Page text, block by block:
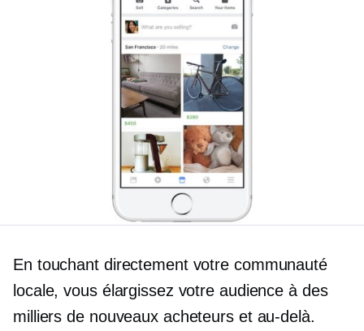
En touchant directement votre communauté
locale, vous élargissez votre audience à des
milliers de nouveaux acheteurs et au-delà.